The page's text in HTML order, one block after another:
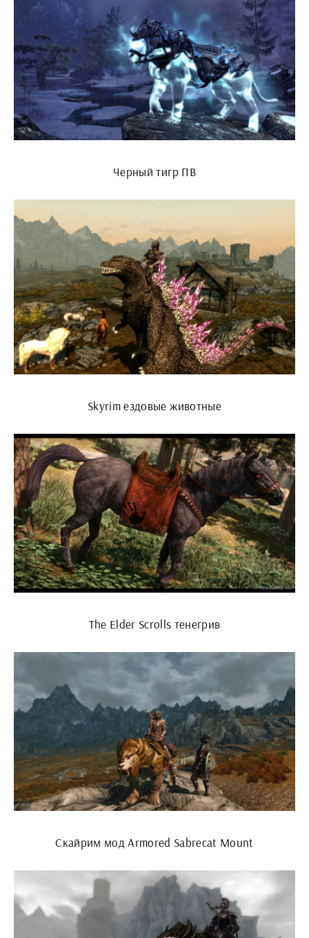
Черный тигр ПВ
Skyrim ездовые животные
The Elder Scrolls тенегрив
Скайрим мод Armored Sabrecat Mount